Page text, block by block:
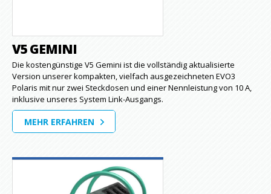
V5 GEMINI
Die kostengünstige V5 Gemini ist die vollständig aktualisierte
Version unserer kompakten, vielfach ausgezeichneten EVO3
Polaris mit nur zwei Steckdosen und einer Nennleistung von 10 A,
inklusive unseres System Link-Ausgangs.
MEHR ERFAHREN